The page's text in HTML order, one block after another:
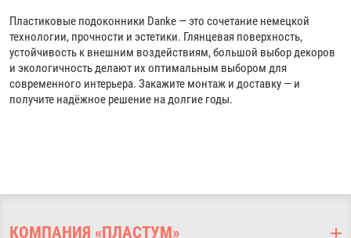
Пластиковые подоконники Danke — это сочетание немецкой
технологии, прочности и эстетики. Глянцевая поверхность,
устойчивость к внешним воздействиям, большой выбор декоров
и экологичность делают их оптимальным выбором для
современного интерьера. Закажите монтаж и доставку — и
получите надёжное решение на долгие годы.
КОМПАНИЯ «ПЛАСТУМ»